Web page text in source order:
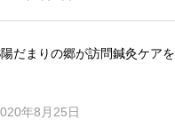
だまりの郷が訪問鍼灸ケア
年8月25日